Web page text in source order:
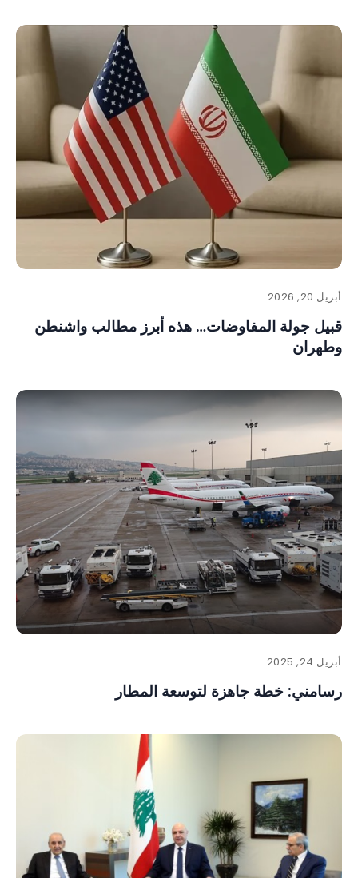
أبريل 20, 2026
قبيل جولة المفاوضات… هذه أبرز مطالب واشنطن
وطهران
أبريل 24, 2025
رسامني: خطة جاهزة لتوسعة المطار